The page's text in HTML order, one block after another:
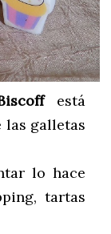
está
las galletas
lo hace
tartas